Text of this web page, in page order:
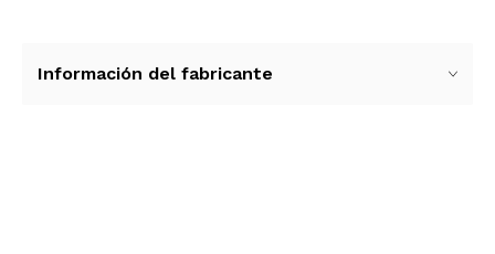
Peso total: 410 gramos
Información del fabricante